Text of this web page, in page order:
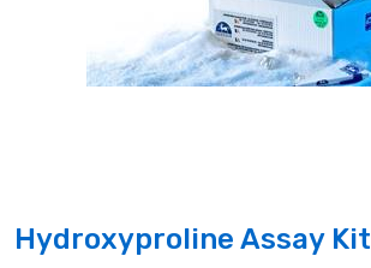
Hydroxyproline Assay Kit